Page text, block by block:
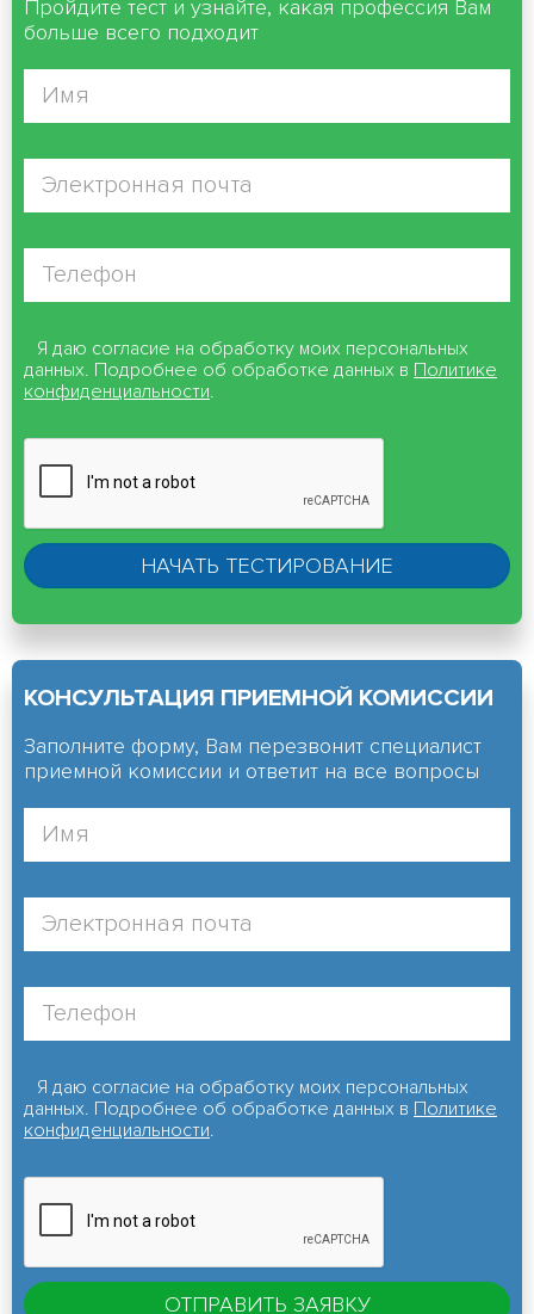
Пройдите тест и узнайте, какая профессия Вам
больше всего подходит
Я даю согласие на обработку моих персональных
данных. Подробнее об обработке данных в Политике
конфиденциальности.
КОНСУЛЬТАЦИЯ ПРИЕМНОЙ КОМИССИИ
Заполните форму, Вам перезвонит специалист
приемной комиссии и ответит на все вопросы
Я даю согласие на обработку моих персональных
данных. Подробнее об обработке данных в Политике
конфиденциальности.